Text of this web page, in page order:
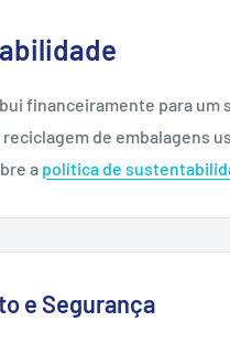
financeiramente para um
de embalagens
a política de
e Segurança